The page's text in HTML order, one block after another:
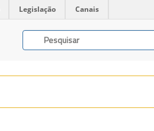
Legislação Canais